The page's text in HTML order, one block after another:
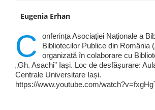
Eugenia Erhan
C
onferința Asociației Naționale a
Bibliotecilor Publice din România
organizată în colaborare cu
„Gh. Asachi” Iași. Loc de desfășurare:
Centrale Universitare Iași.
https://www.youtube.com/